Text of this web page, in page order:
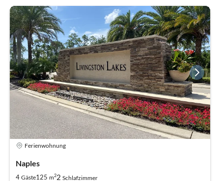
Ferienwohnung
Naples
4 Gäste125 m22 Schlafzimmer